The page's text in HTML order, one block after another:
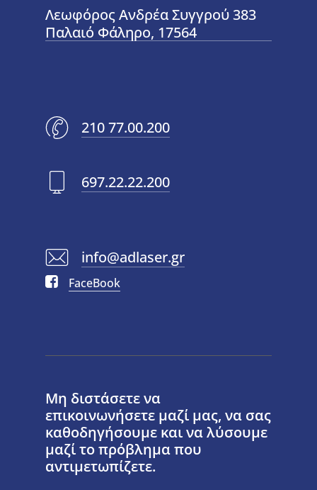
Λεωφόρος Ανδρέα Συγγρού 383
Παλαιό Φάληρο, 17564
210 77.00.200
697.22.22.200
info@adlaser.gr
FaceBook
Μη διστάσετε να
επικοινωνήσετε μαζί μας, να σας
καθοδηγήσουμε και να λύσουμε
μαζί το πρόβλημα που
αντιμετωπίζετε.